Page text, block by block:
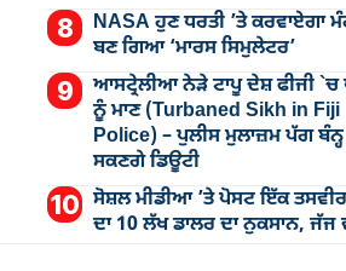
NASA ਹੁਣ ਧਰਤੀ ’ਤੇ ਕਰਵਾਏਗਾ
ਬਣ ਗਿਆ ‘ਮਾਰਸ ਸਿਮੁਲੇਟਰ’
ਆਸਟ੍ਰੇਲੀਆ ਨੇੜੇ ਟਾਪੂ ਦੇਸ਼ ਫੀਜੀ
ਨੂੰ ਮਾਣ (Turbaned Sikh in Fiji
Police) – ਪੁਲੀਸ ਮੁਲਾਜ਼ਮ ਪੱਗ
ਸਕਣਗੇ ਡਿਊਟੀ
ਸੋਸ਼ਲ ਮੀਡੀਆ ’ਤੇ ਪੋਸਟ ਇੱਕ
ਦਾ 10 ਲੱਖ ਡਾਲਰ ਦਾ ਨੁਕਸਾਨ, ਜੱਜ